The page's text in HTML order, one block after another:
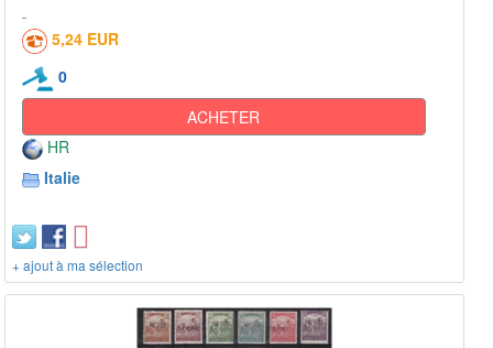
5,24 EUR
0
ACHETER
HR
Italie
+ ajout à ma sélection